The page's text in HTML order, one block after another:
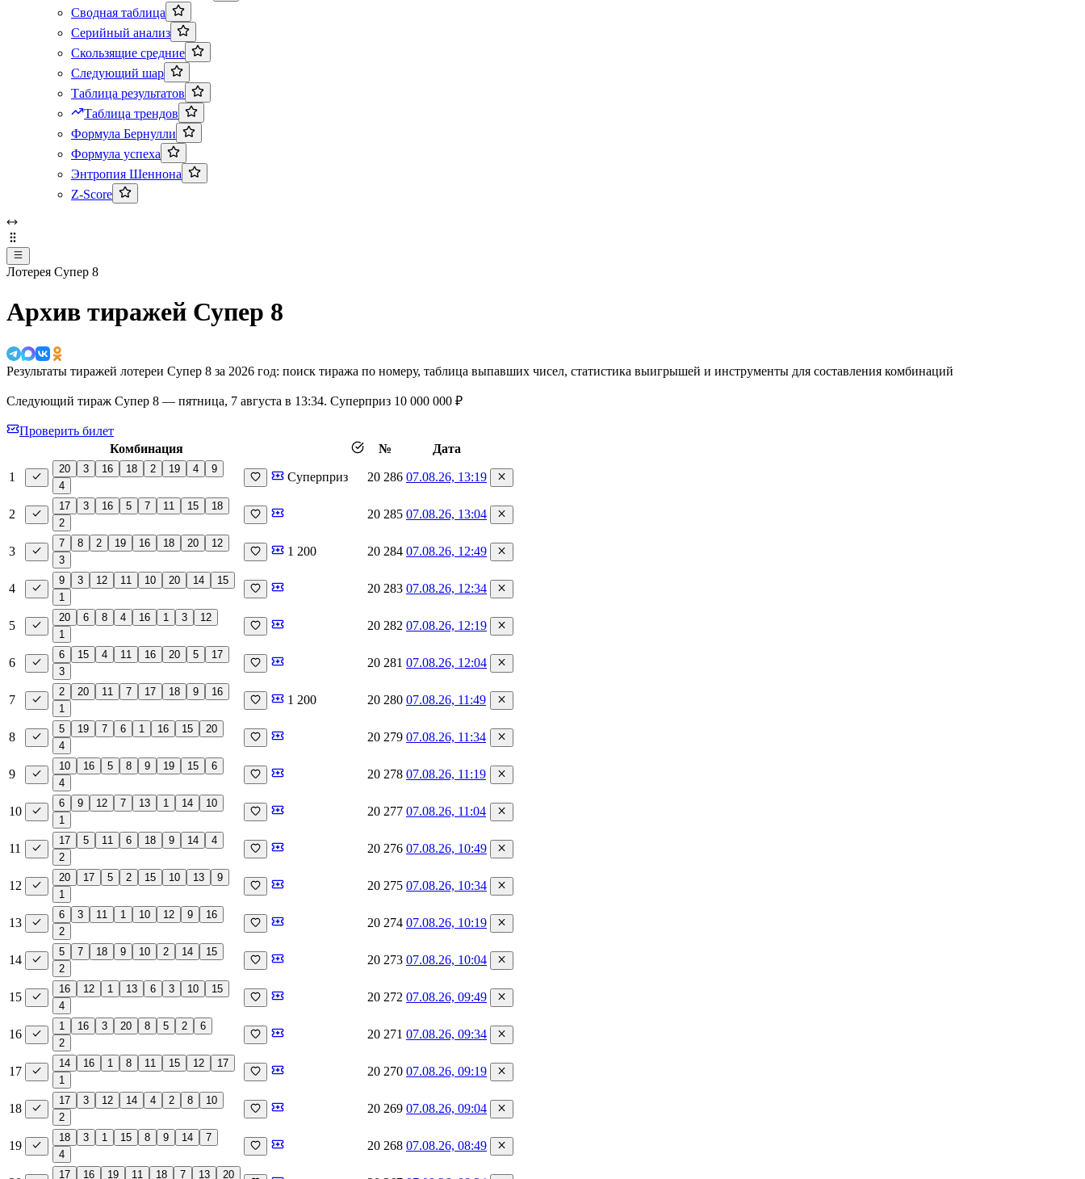
Сводная таблица
Серийный анализ
Скользящие средние
Следующий шар
Таблица результатов
Таблица трендов
Формула Бернулли
Формула успеха
Энтропия Шеннона
Z-Score
Лотерея Супер 8
Архив тиражей Супер 8
Результаты тиражей лотереи Супер 8 за 2026 год: поиск тиража по номеру, таблица выпавших чисел, статистика выигрышей и инструменты для составления комбинаций
Следующий тираж Супер 8 — пятница, 7 августа в 13:34. Суперприз 10 000 000 ₽
Проверить билет
Комбинация
№ Дата
1
20 3 16 18 2 19 4
9
4
Суперприз 20 286 07.08.26, 13:19
2
17 3 16 5 7 11 15
18
2
20 285 07.08.26, 13:04
3
7 8 2 19 16 18 20
12
3
1 200 20 284 07.08.26, 12:49
4
9 3 12 11 10 20 14
15
1
20 283 07.08.26, 12:34
5
20 6 8 4 16 1 3
12
1
20 282 07.08.26, 12:19
6
6 15 4 11 16 20 5
17
3
20 281 07.08.26, 12:04
7
2 20 11 7 17 18 9
16
1
1 200 20 280 07.08.26, 11:49
8
5 19 7 6 1 16 15
20
4
20 279 07.08.26, 11:34
9
10 16 5 8 9 19 15
6
4
20 278 07.08.26, 11:19
10
6 9 12 7 13 1 14
10
1
20 277 07.08.26, 11:04
11
17 5 11 6 18 9 14
4
2
20 276 07.08.26, 10:49
12
20 17 5 2 15 10 13
9
1
20 275 07.08.26, 10:34
13
6 3 11 1 10 12 9
16
2
20 274 07.08.26, 10:19
14
5 7 18 9 10 2 14
15
2
20 273 07.08.26, 10:04
15
16 12 1 13 6 3 10
15
4
20 272 07.08.26, 09:49
16
1 16 3 20 8 5 2
6
2
20 271 07.08.26, 09:34
17
14 16 1 8 11 15 12
17
1
20 270 07.08.26, 09:19
18
17 3 12 14 4 2 8
10
2
20 269 07.08.26, 09:04
19
18 3 1 15 8 9 14
7
4
20 268 07.08.26, 08:49
17 16 19 11 18 7 13 20